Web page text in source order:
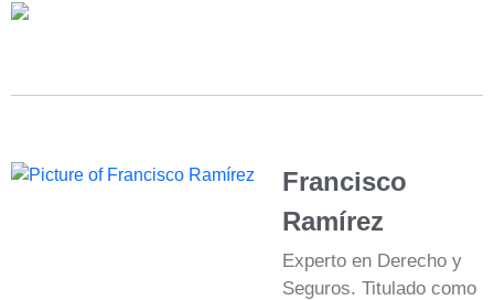
Francisco
Ramírez
Experto en Derecho y
Seguros. Titulado como